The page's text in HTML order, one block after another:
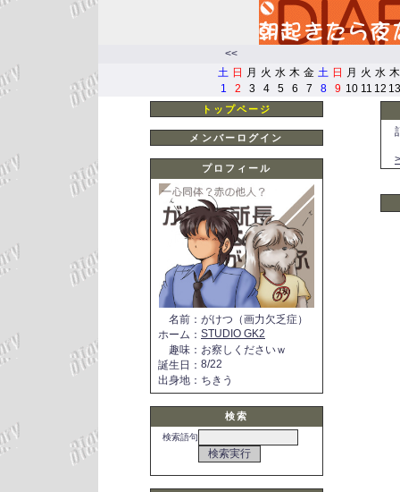
<<
土 日 月 火 水 木 金 土 日 月 火 水 木
1
2 3 4 5 6 7 8 9 10 11 12 13
トップページ
メンバーログイン
プロフィール
名前 ： がけつ（画力欠乏症）
ホーム ： STUDIO GK2
趣味 ： お察しくださいｗ
誕生日 ： 8/22
出身地 ： ちきう
検索
検索語句